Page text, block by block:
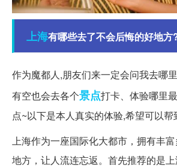
上海有哪些去了不会后悔的好地方
作为魔都人,朋友们来一定会问我去哪
有空也会去各个景点打卡、体验哪里
点~以下是本人真实的体验,希望可以帮
上海作为一座国际化大都市，拥有丰
地方，让人流连忘返。首先推荐的是